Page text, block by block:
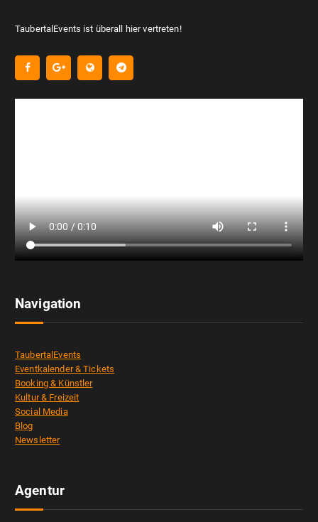
TaubertalEvents ist überall hier vertreten!
Navigation
TaubertalEvents
Eventkalender & Tickets
Booking & Künstler
Kultur & Freizeit
Social Media
Blog
Newsletter
Agentur